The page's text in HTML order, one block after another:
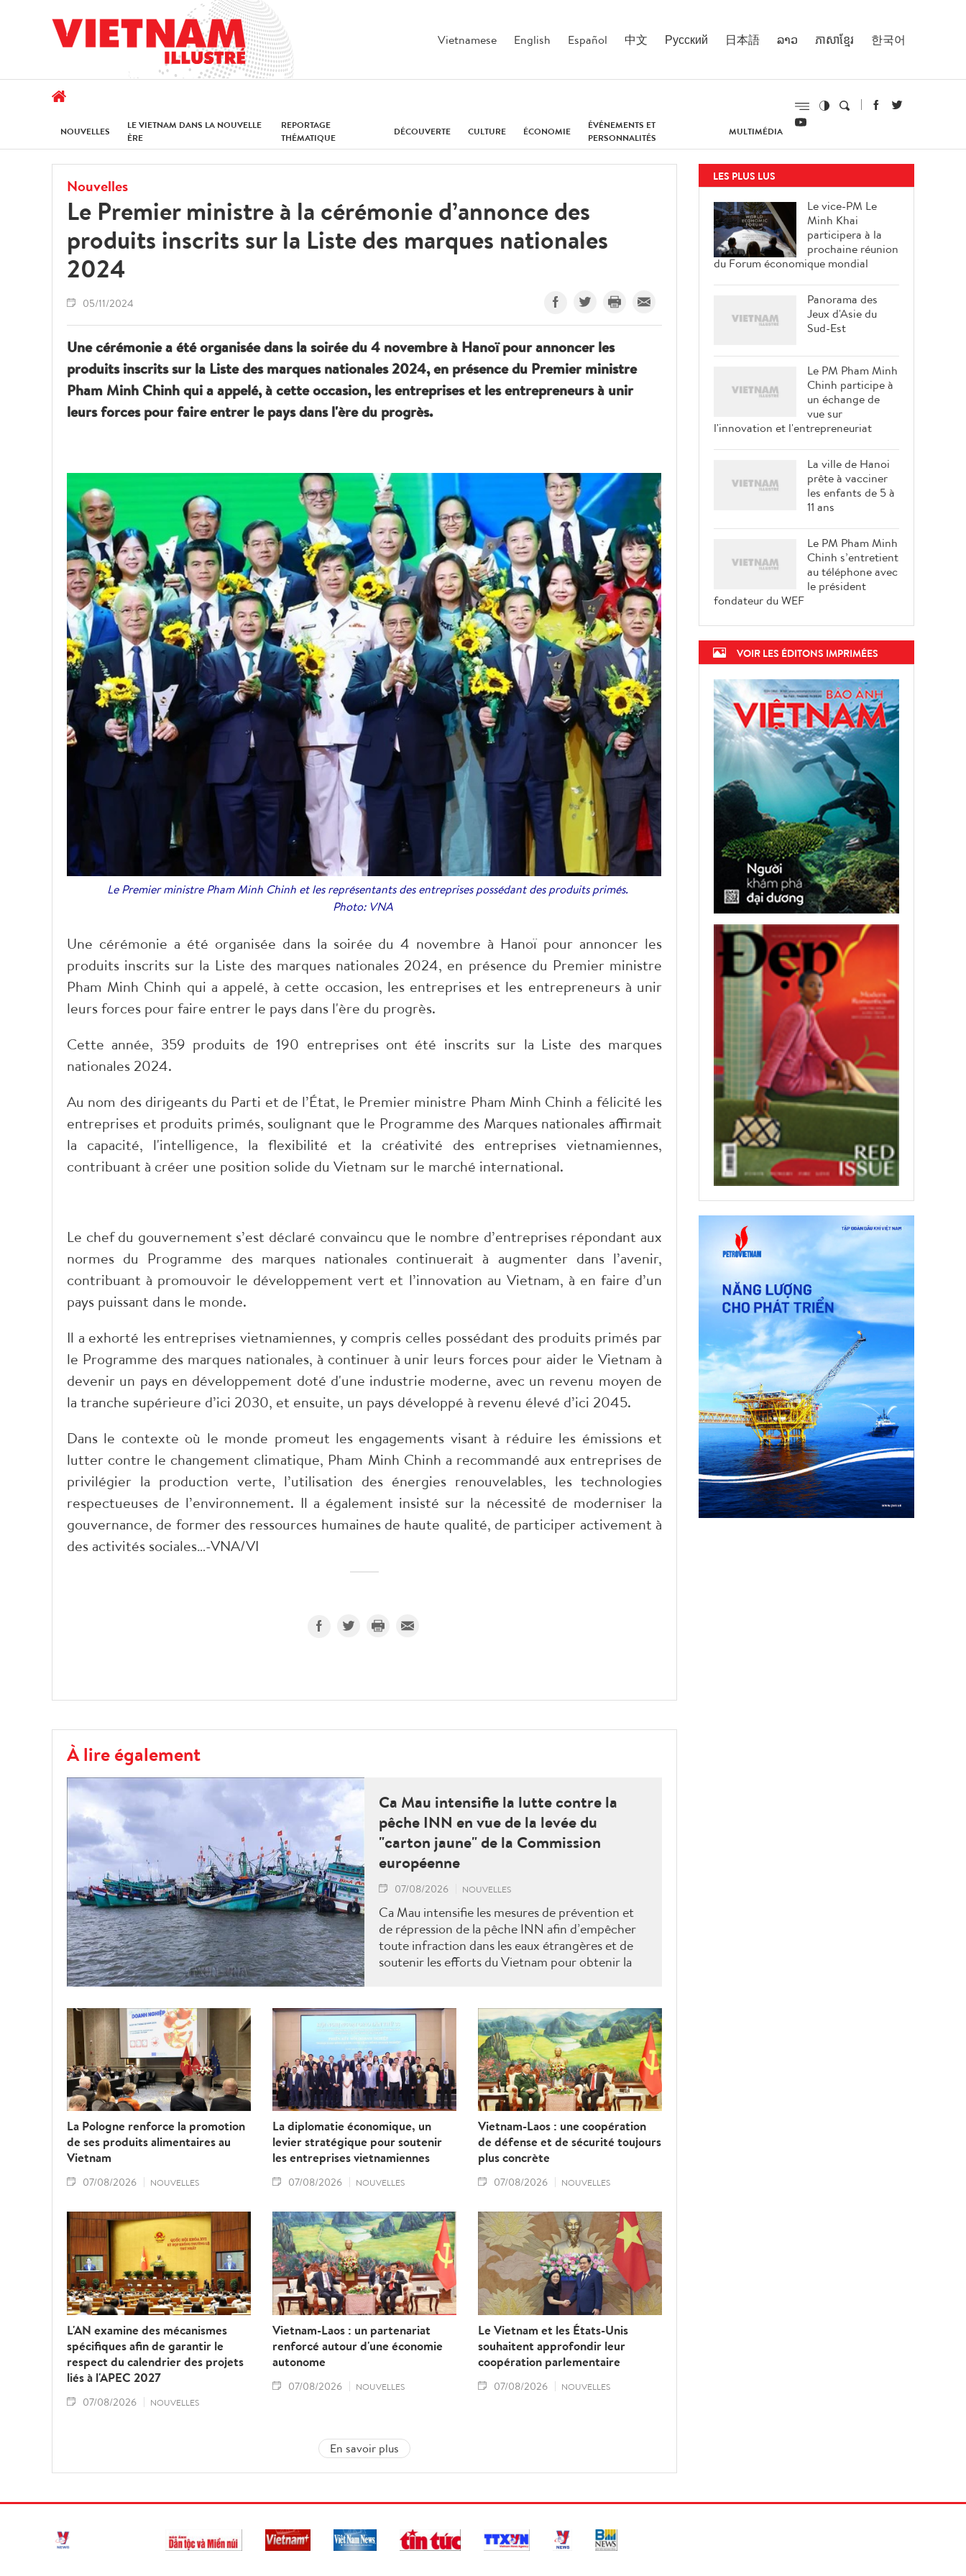
Vietnamese English Español 中文 Русский 日本語 ລາວ ភាសាខ្មែរ 한국어
NOUVELLES
LE VIETNAM DANS LA NOUVELLE
ÈRE
REPORTAGE
THÉMATIQUE
DÉCOUVERTE CULTURE ÉCONOMIE
ÉVÉNEMENTS ET
PERSONNALITÉS
MULTIMÉDIA
Nouvelles
Le Premier ministre à la cérémonie d’annonce des
produits inscrits sur la Liste des marques nationales
2024
05/11/2024
Une cérémonie a été organisée dans la soirée du 4 novembre à Hanoï pour annoncer les
produits inscrits sur la Liste des marques nationales 2024, en présence du Premier ministre
Pham Minh Chinh qui a appelé, à cette occasion, les entreprises et les entrepreneurs à unir
leurs forces pour faire entrer le pays dans l'ère du progrès.
Le Premier ministre Pham Minh Chinh et les représentants des entreprises possédant des produits primés.
Photo: VNA
Une cérémonie a été organisée dans la soirée du 4 novembre à Hanoï pour annoncer les
produits inscrits sur la Liste des marques nationales 2024, en présence du Premier ministre
Pham Minh Chinh qui a appelé, à cette occasion, les entreprises et les entrepreneurs à unir
leurs forces pour faire entrer le pays dans l'ère du progrès.
Cette année, 359 produits de 190 entreprises ont été inscrits sur la Liste des marques
nationales 2024.
Au nom des dirigeants du Parti et de l’État, le Premier ministre Pham Minh Chinh a félicité les
entreprises et produits primés, soulignant que le Programme des Marques nationales affirmait
la capacité, l'intelligence, la flexibilité et la créativité des entreprises vietnamiennes,
contribuant à créer une position solide du Vietnam sur le marché international.
Le chef du gouvernement s’est déclaré convaincu que le nombre d’entreprises répondant aux
normes du Programme des marques nationales continuerait à augmenter dans l’avenir,
contribuant à promouvoir le développement vert et l’innovation au Vietnam, à en faire d’un
pays puissant dans le monde.
Il a exhorté les entreprises vietnamiennes, y compris celles possédant des produits primés par
le Programme des marques nationales, à continuer à unir leurs forces pour aider le Vietnam à
devenir un pays en développement doté d'une industrie moderne, avec un revenu moyen de
la tranche supérieure d’ici 2030, et ensuite, un pays développé à revenu élevé d’ici 2045.
Dans le contexte où le monde promeut les engagements visant à réduire les émissions et
lutter contre le changement climatique, Pham Minh Chinh a recommandé aux entreprises de
privilégier la production verte, l’utilisation des énergies renouvelables, les technologies
respectueuses de l’environnement. Il a également insisté sur la nécessité de moderniser la
gouvernance, de former des ressources humaines de haute qualité, de participer activement à
des activités sociales…-VNA/VI
À lire également
Ca Mau intensifie la lutte contre la
pêche INN en vue de la levée du
"carton jaune" de la Commission
européenne
07/08/2026 NOUVELLES
Ca Mau intensifie les mesures de prévention et
de répression de la pêche INN afin d’empêcher
toute infraction dans les eaux étrangères et de
soutenir les efforts du Vietnam pour obtenir la
La Pologne renforce la promotion
de ses produits alimentaires au
Vietnam
07/08/2026 NOUVELLES
La diplomatie économique, un
levier stratégique pour soutenir
les entreprises vietnamiennes
07/08/2026 NOUVELLES
Vietnam-Laos : une coopération
de défense et de sécurité toujours
plus concrète
07/08/2026 NOUVELLES
L'AN examine des mécanismes
spécifiques afin de garantir le
respect du calendrier des projets
liés à l'APEC 2027
07/08/2026 NOUVELLES
Vietnam-Laos : un partenariat
renforcé autour d'une économie
autonome
07/08/2026 NOUVELLES
Le Vietnam et les États-Unis
souhaitent approfondir leur
coopération parlementaire
07/08/2026 NOUVELLES
En savoir plus
LES PLUS LUS
Le vice-PM Le
Minh Khai
participera à la
prochaine réunion
du Forum économique mondial
Panorama des
Jeux d'Asie du
Sud-Est
Le PM Pham Minh
Chinh participe à
un échange de
vue sur
l'innovation et l'entrepreneuriat
La ville de Hanoi
prête à vacciner
les enfants de 5 à
11 ans
Le PM Pham Minh
Chinh s’entretient
au téléphone avec
le président
fondateur du WEF
VOIR LES ÉDITONS IMPRIMÉES